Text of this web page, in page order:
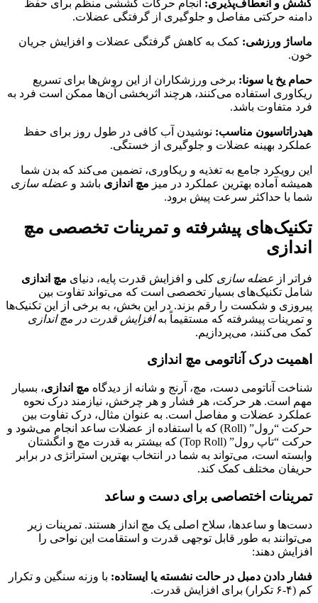
کشش و انعطاف‌پذیری: انجام حرکات کششی منظم برای حفظ
دامنه حرکتی مفاصل و جلوگیری از گرفتگی عضلات.
ماساژ ورزشی: کمک به کاهش گرفتگی عضلات و افزایش جریان
خون.
حمام یخ یا سونا: برخی ورزشکاران از این روش‌ها برای تسریع
ریکاوری استفاده می‌کنند، هرچند اثربخشی آن‌ها ممکن است فرد به
فرد متفاوت باشد.
هیدراتاسیون مناسب: نوشیدن آب کافی در طول روز برای حفظ
عملکرد بهینه عضلات و جلوگیری از خستگی.
این رویکرد جامع به تغذیه و ریکاوری، تضمین می‌کند که بدن شما
همیشه آماده بهترین عملکرد در میز مچ اندازی باشد و عضله سازی
شما با حداکثر سرعت پیش برود.
تکنیک‌های پیشرفته و تمرینات تخصصی مچ
اندازی
فراتر از عضله سازی کلی و افزایش قدرت پایه، دنیای مچ اندازی
شامل تکنیک‌های بسیار تخصصی است که می‌تواند تفاوت بین
پیروزی و شکست را رقم بزند. در این بخش، به برخی از این تکنیک‌ها
و تمرینات پیشرفته که مستقیماً بهافزایش قدرت در مچ اندازی
کمک می‌کنند، می‌پردازیم.
اهمیت درک آناتومی مچ اندازی
شناخت آناتومی دست، مچ، آرنج و شانه از دیدگاه مچ اندازی، بسیار
مهم است. هر حرکت، هر فشار و هر چرخش، نیازمند درک نحوه
عملکرد عضلات و مفاصل است. به عنوان مثال، درک تفاوت بین
حرکت “رول” (Roll) که با استفاده از عضلات ساعد انجام می‌شود و
حرکت “تاپ رول” (Top Roll) که بیشتر به قدرت مچ و انگشتان
وابسته است، می‌تواند به شما در انتخاب بهترین استراتژی در برابر
حریفان مختلف کمک کند.
تمرینات اختصاصی برای دست و ساعد
دست‌ها و ساعدها، سلاح اصلی یک مچ انداز هستند. تمرینات زیر
می‌توانند به طور قابل توجهی قدرت و استقامت این نواحی را
افزایش دهند:
فشار دادن دمبل در حالت نشسته یا ایستاده: با وزنه سنگین و تکرار
کم (۴-۶ تکرار) برای افزایش قدرت.